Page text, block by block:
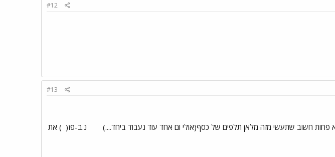
#12
#13
פחות חשוב שתעשי מזה מלאן תלפים של כסף(אולי ום אחד עוד נעבוד ביחד....) נ.ב-פז( ) את